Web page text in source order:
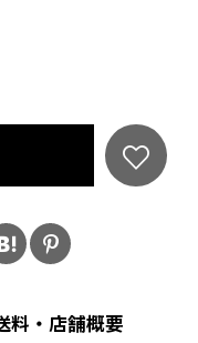
料・店舗概要